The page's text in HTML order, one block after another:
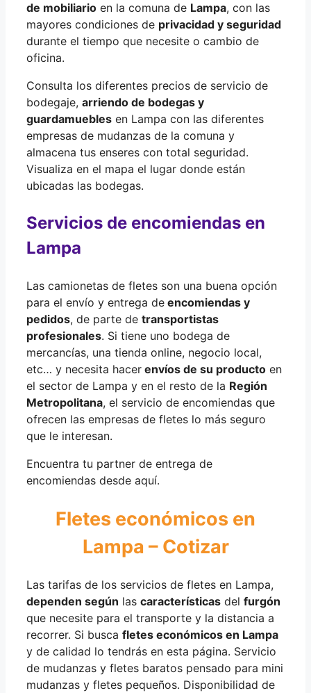
de mobiliario en la comuna de Lampa, con las
mayores condiciones de privacidad y seguridad
durante el tiempo que necesite o cambio de
oficina.
Consulta los diferentes precios de servicio de
bodegaje, arriendo de bodegas y
guardamuebles en Lampa con las diferentes
empresas de mudanzas de la comuna y
almacena tus enseres con total seguridad.
Visualiza en el mapa el lugar donde están
ubicadas las bodegas.
Servicios de encomiendas en
Lampa
Las camionetas de fletes son una buena opción
para el envío y entrega de encomiendas y
pedidos, de parte de transportistas
profesionales. Si tiene uno bodega de
mercancías, una tienda online, negocio local,
etc… y necesita hacer envíos de su producto en
el sector de Lampa y en el resto de la Región
Metropolitana, el servicio de encomiendas que
ofrecen las empresas de fletes lo más seguro
que le interesan.
Encuentra tu partner de entrega de
encomiendas desde aquí.
Fletes económicos en
Lampa – Cotizar
Las tarifas de los servicios de fletes en Lampa,
dependen según las características del furgón
que necesite para el transporte y la distancia a
recorrer. Si busca fletes económicos en Lampa
y de calidad lo tendrás en esta página. Servicio
de mudanzas y fletes baratos pensado para mini
mudanzas y fletes pequeños. Disponibilidad de